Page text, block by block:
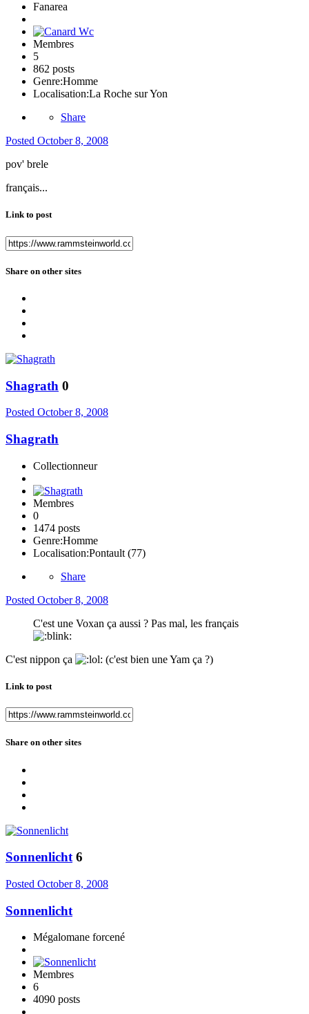
Fanarea
Membres
5
862 posts
Genre:Homme
Localisation:La Roche sur Yon
Share
Posted October 8, 2008
pov' brele
français...
Link to post
Share on other sites
Shagrath 0
Posted October 8, 2008
Shagrath
Collectionneur
Membres
0
1474 posts
Genre:Homme
Localisation:Pontault (77)
Share
Posted October 8, 2008
C'est une Voxan ça aussi ? Pas mal, les français
C'est nippon ça (c'est bien une Yam ça ?)
Link to post
Share on other sites
Sonnenlicht 6
Posted October 8, 2008
Sonnenlicht
Mégalomane forcené
Membres
6
4090 posts